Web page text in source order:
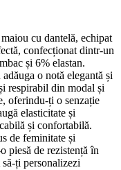
cu dantelă, echipat
confecționat dintr-un
și 6% elastan.
o notă elegantă și
respirabil din modal și
oferindu-ți o senzație
elasticitate și
și confortabilă.
de feminitate și
piesă de rezistență în
ți personalizezi